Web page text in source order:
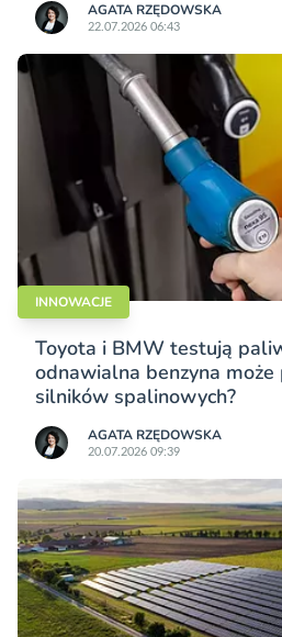
AGATA RZĘDOWSKA
22.07.2026 06:43
INNOWACJE
Toyota i BMW testują
odnawialna benzyna może
silników spalinowych?
AGATA RZĘDOWSKA
20.07.2026 09:39